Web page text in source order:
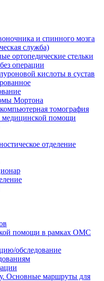
и спинного мозга
служба)
ортопедические стельки
операции
кислоты в сустав
Мортона
томография
медицинской помощи
отделение
помощи в рамках ОМС
обследование
Основные маршруты для